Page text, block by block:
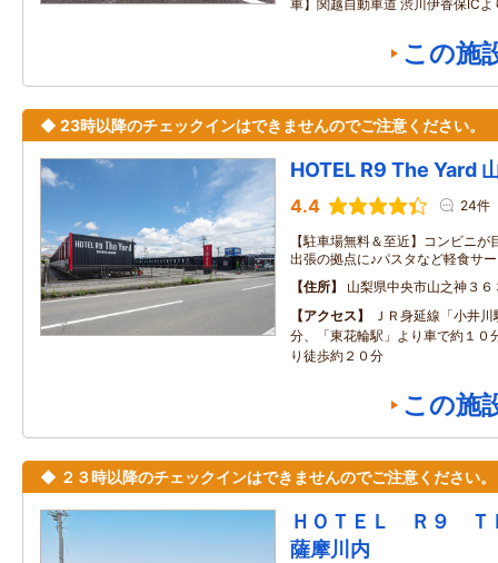
車】関越自動車道 渋川伊香保ICよ
この施
◆ 23時以降のチェックインはできませんのでご注意ください。
HOTEL R9 The Yard
4.4 24件
【駐車場無料＆至近】コンビニ
出張の拠点に♪パスタなど軽食サ
住所
山梨県中央市山之神３６
アクセス
ＪＲ身延線「小井
分、「東花輪駅」より車で約１０
り徒歩約２０分
この施
◆ ２３時以降のチェックインはできませんのでご注意ください。
ＨＯＴＥＬ Ｒ９
薩摩川内